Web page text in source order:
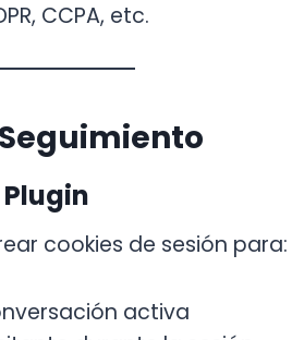
CCPA, etc.
Plugin
cookies de sesión para:
activa